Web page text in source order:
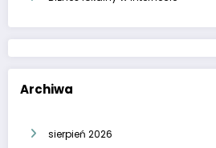
Archiwa
sierpień 2026